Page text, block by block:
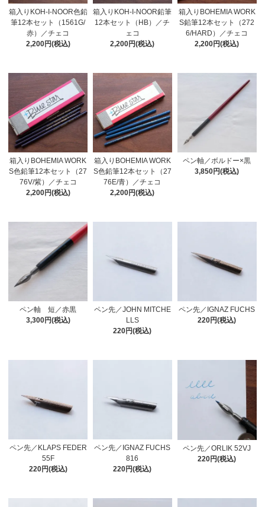
箱入りKOH-I-NOOR色鉛
筆12本セット（1561G/
赤）／チェコ
2,200円(税込)
箱入りKOH-I-NOOR鉛筆
12本セット（HB）／チ
ェコ
2,200円(税込)
箱入りBOHEMIA WORK
S鉛筆12本セット（272
6/HARD）／チェコ
2,200円(税込)
箱入りBOHEMIA WORK
S色鉛筆12本セット（27
76V/紫）／チェコ
2,200円(税込)
箱入りBOHEMIA WORK
S色鉛筆12本セット（27
76E/青）／チェコ
2,200円(税込)
ペン軸／ボルドー×黒
3,850円(税込)
ペン軸 短／赤黒
3,300円(税込)
ペン先／JOHN MITCHE
LLS
220円(税込)
ペン先／IGNAZ FUCHS
220円(税込)
ペン先／KLAPS FEDER
55F
220円(税込)
ペン先／IGNAZ FUCHS
816
220円(税込)
ペン先／ORLIK 52VJ
220円(税込)